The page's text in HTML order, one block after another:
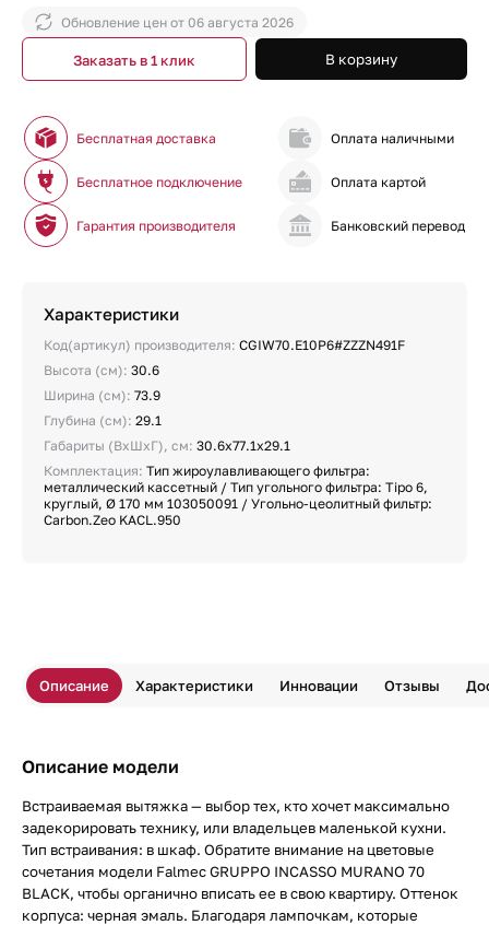
Обновление цен от 06 августа 2026
В корзину
Заказать в 1 клик
Бесплатная доставка
Бесплатное подключение
Гарантия производителя
Оплата наличными
Оплата картой
Банковский перевод
Характеристики
Код(артикул) производителя: CGIW70.E10P6#ZZZN491F
Высота (см): 30.6
Ширина (см): 73.9
Глубина (см): 29.1
Габариты (ВхШхГ), см: 30.6х77.1х29.1
Комплектация: Тип жироулавливающего фильтра:
металлический кассетный / Тип угольного фильтра: Tipo 6,
круглый, Ø 170 мм 103050091 / Угольно-цеолитный фильтр:
Carbon.Zeo KACL.950
Описание Характеристики Инновации Отзывы
Описание модели
Встраиваемая вытяжка — выбор тех, кто хочет максимально
задекорировать технику, или владельцев маленькой кухни.
Тип встраивания: в шкаф. Обратите внимание на цветовые
сочетания модели Falmec GRUPPO INCASSO MURANO 70
BLACK, чтобы органично вписать ее в свою квартиру. Оттенок
корпуса: черная эмаль. Благодаря лампочкам, которые